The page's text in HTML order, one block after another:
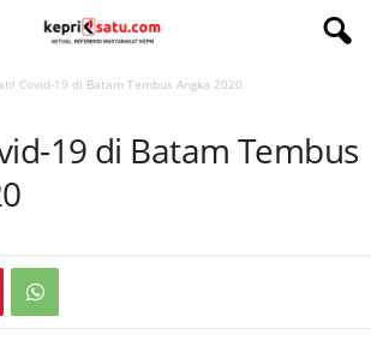
Covid-19 di Batam Tembus Angka 2020
19 di Batam Tembus